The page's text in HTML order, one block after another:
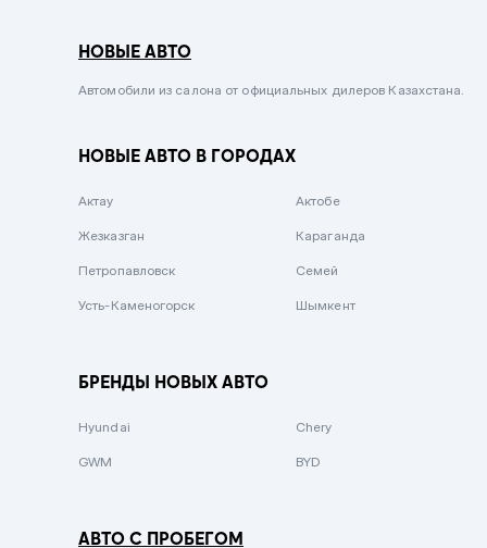
Сиреневый металлик
Вишневый
Зеленый металлик
НОВЫЕ АВТО
Автомобили из салона от официальных дилеров Казахстана.
НОВЫЕ АВТО В ГОРОДАХ
Актау Актобе
Жезказган Караганда
Петропавловск Семей
Усть-Каменогорск Шымкент
БРЕНДЫ НОВЫХ АВТО
Hyundai Chery
GWM BYD
АВТО С ПРОБЕГОМ